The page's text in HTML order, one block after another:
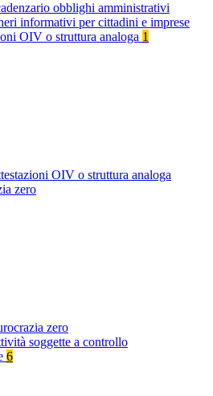
obblighi amministrativi
informativi per cittadini e imprese
OIV o struttura analoga 1
OIV o struttura analoga
zero
zero
soggette a controllo
6